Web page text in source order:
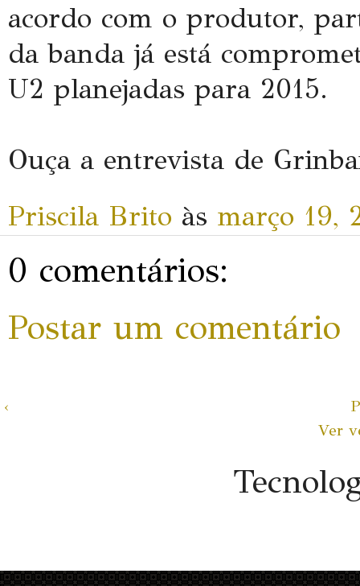
acordo com o produtor,
da banda já está
U2 planejadas para 2015.
Ouça a entrevista de
Priscila Brito às março 19,
0 comentários:
Postar um comentário
‹
Ver